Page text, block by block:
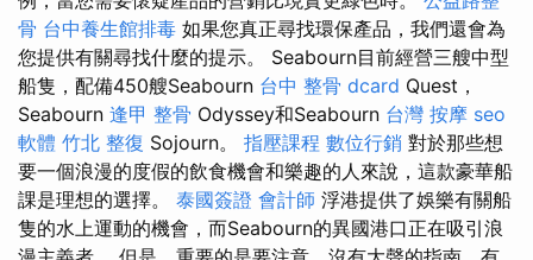
骨 台中養生館排毒 如果您真正尋找環保產品，我們還會為
您提供有關尋找什麼的提示。 Seabourn目前經營三艘中型
船隻，配備450艘Seabourn 台中 整骨 dcard Quest，
Seabourn 逢甲 整骨 Odyssey和Seabourn 台灣 按摩 seo
軟體 竹北 整復 Sojourn。 指壓課程 數位行銷 對於那些想
要一個浪漫的度假的飲食機會和樂趣的人來說，這款豪華船
課是理想的選擇。 泰國簽證 會計師 浮港提供了娛樂有關船
隻的水上運動的機會，而Seabourn的異國港口正在吸引浪